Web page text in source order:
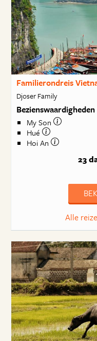
Familierondreis
Djoser Family
Bezienswaardigheden
My Son
Hué
Hoi An
23
Alle